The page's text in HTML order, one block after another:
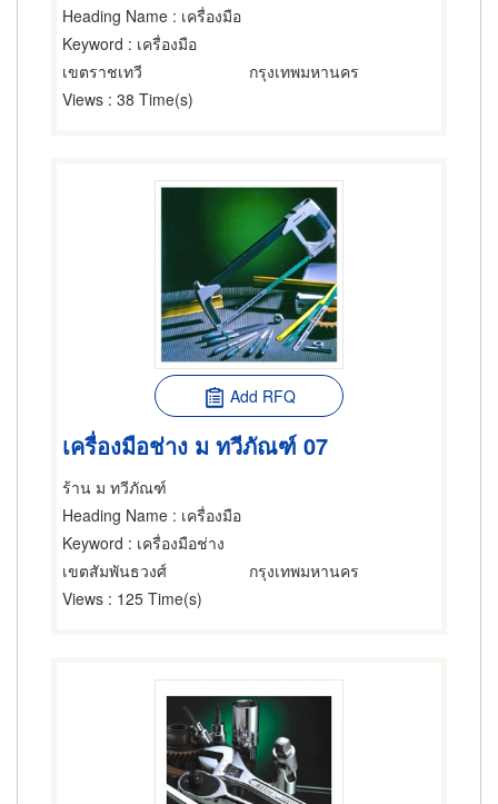
Heading Name : เครื่องมือ
Keyword : เครื่องมือ
เขตราชเทวี
กรุงเทพมหานคร
Views : 38 Time(s)
Add RFQ
เครื่องมือช่าง ม ทวีภัณฑ์ 07
ร้าน ม ทวีภัณฑ์
Heading Name : เครื่องมือ
Keyword : เครื่องมือช่าง
เขตสัมพันธวงศ์
กรุงเทพมหานคร
Views : 125 Time(s)